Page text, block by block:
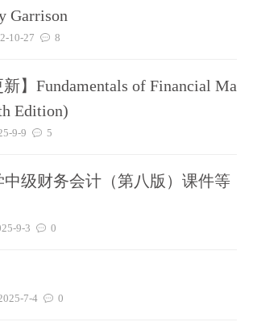
Garrison
10-27 8
新】Fundamentals of Financial Ma
Edition)
9-9 5
中级财务会计（第八版）课件等
9-3 0
7-4 0